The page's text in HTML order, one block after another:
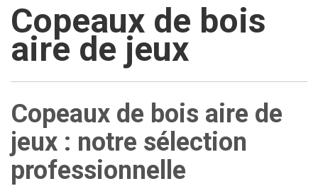
Copeaux de bois
aire de jeux
Copeaux de bois aire de
jeux : notre sélection
professionnelle